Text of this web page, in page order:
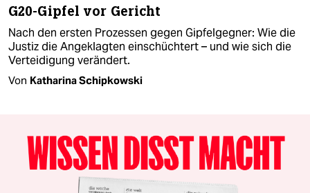
G20-Gipfel vor Gericht
Nach den ersten Prozessen gegen Gipfelgegner: Wie die
Justiz die Angeklagten einschüchtert – und wie sich die
Verteidigung verändert.
Von Katharina Schipkowski